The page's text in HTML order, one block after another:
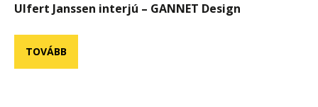
Ulfert Janssen interjú – GANNET Design
TOVÁBB